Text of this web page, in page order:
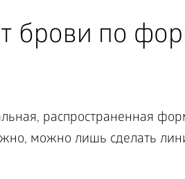
брови по
распространенная
можно лишь сделать